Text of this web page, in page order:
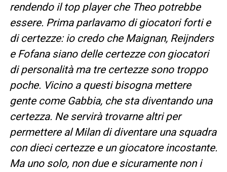
rendendo il top player che Theo potrebbe
essere. Prima parlavamo di giocatori forti e
di certezze: io credo che Maignan, Reijnders
e Fofana siano delle certezze con giocatori
di personalità ma tre certezze sono troppo
poche. Vicino a questi bisogna mettere
gente come Gabbia, che sta diventando una
certezza. Ne servirà trovarne altri per
permettere al Milan di diventare una squadra
con dieci certezze e un giocatore incostante.
Ma uno solo, non due e sicuramente non i